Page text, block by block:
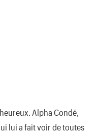
Alpha Condé,
lui a fait voir de toutes